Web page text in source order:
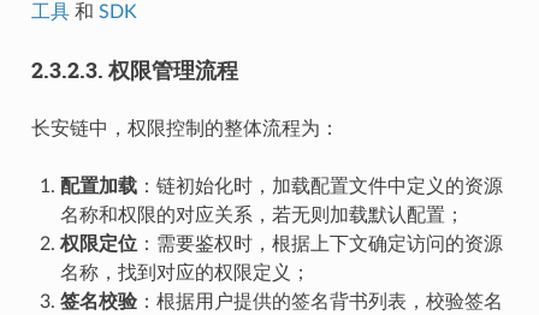
工具和 SDK
2.3.2.3.权限管理流程
长安链中，权限控制的整体流程为：
配置加载：链初始化时，加载配置文件中定义的资源
名称和权限的对应关系，若无则加载默认配置；
权限定位：需要鉴权时，根据上下文确定访问的资源
名称，找到对应的权限定义；
签名校验：根据用户提供的签名背书列表，校验签名